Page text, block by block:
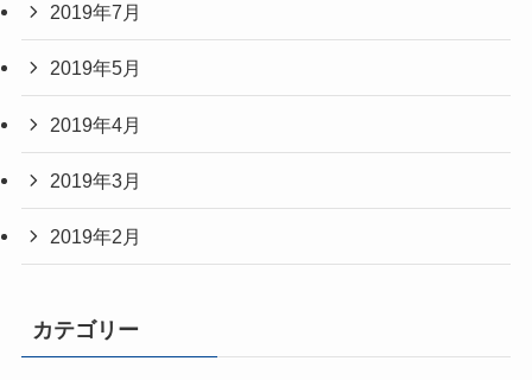
2019年7月
2019年5月
2019年4月
2019年3月
2019年2月
カテゴリー